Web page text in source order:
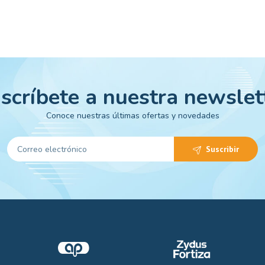
a nuestra
Conoce nuestras últimas ofertas y novedades
Suscribir